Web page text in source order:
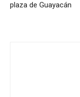
plaza de Guayacán